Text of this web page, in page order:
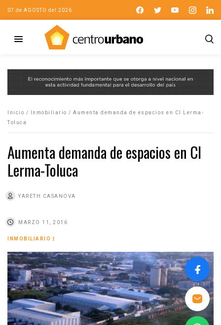
07 de AGOSTO del 2026
Inicio / Inmobiliario / Aumenta demanda de espacios en CI Lerma-
Toluca
Aumenta demanda de espacios en CI
Lerma-Toluca
YARETH CASANOVA
MARZO 11, 2016
INMOBILIARIO